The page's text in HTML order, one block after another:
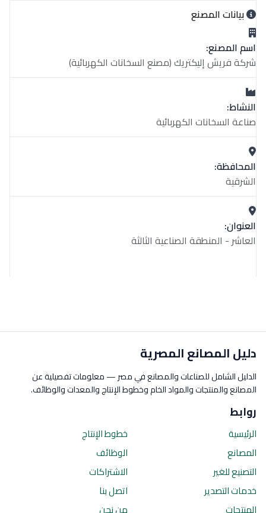
بيانات المصنع
اسم المصنع:
شركة فريش إليكتريك (مصنع السخانات الكهربائية)
النشاط:
صناعة السخانات الكهربائية
المحافظة:
الشرقية
العنوان:
العاشر - المنطقة الصناعية الثالثة
دليل المصانع المصرية
الدليل الشامل للصناعات والمصانع في مصر — معلومات تفصيلية عن
المصانع والمنتجات والمواد الخام وخطوط الإنتاج والمعدات والوظائف.
روابط
الرئيسية
المصانع
التصنيع للغير
خدمات التصدير
خطوط الإنتاج
الوظائف
الاشتراكات
اتصل بنا